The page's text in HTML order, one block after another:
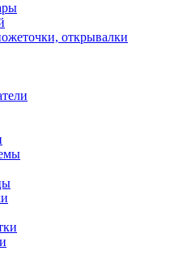
открывалки